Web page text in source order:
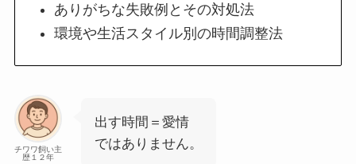
ありがちな失敗例とその対処法
環境や生活スタイル別の時間調整法
チワワ飼い主
歴１２年
出す時間＝愛情
ではありません。